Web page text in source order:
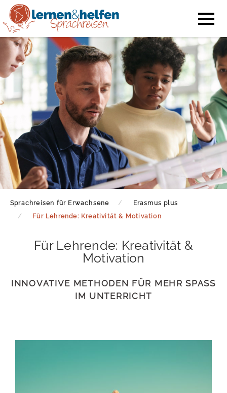
Sprachreisen für Erwachsene
Erasmus plus
Für Lehrende: Kreativität & Motivation
Für Lehrende: Kreativität &
Motivation
INNOVATIVE METHODEN FÜR MEHR SPASS I
M UNTERRICHT